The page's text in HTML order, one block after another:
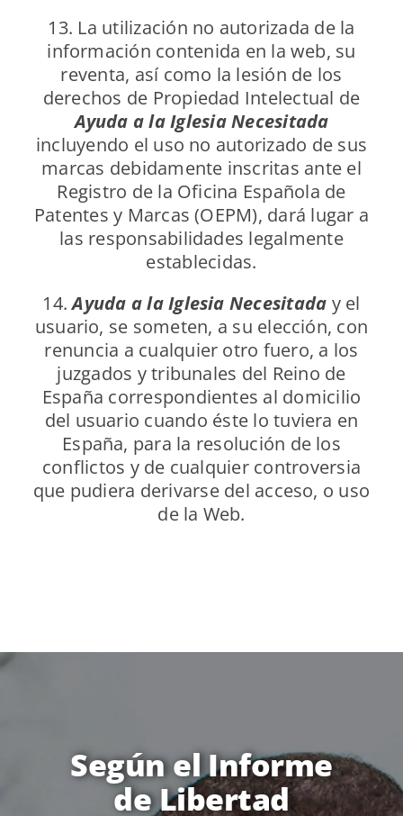
13. La utilización no autorizada de la
información contenida en la web, su
reventa, así como la lesión de los
derechos de Propiedad Intelectual de
Ayuda a la Iglesia Necesitada
incluyendo el uso no autorizado de sus
marcas debidamente inscritas ante el
Registro de la Oficina Española de
Patentes y Marcas (OEPM), dará lugar a
las responsabilidades legalmente
establecidas.
14.Ayuda a la Iglesia Necesitada y el
usuario, se someten, a su elección, con
renuncia a cualquier otro fuero, a los
juzgados y tribunales del Reino de
España correspondientes al domicilio
del usuario cuando éste lo tuviera en
España, para la resolución de los
conflictos y de cualquier controversia
que pudiera derivarse del acceso, o uso
de la Web.
Según el Informe
de Libertad